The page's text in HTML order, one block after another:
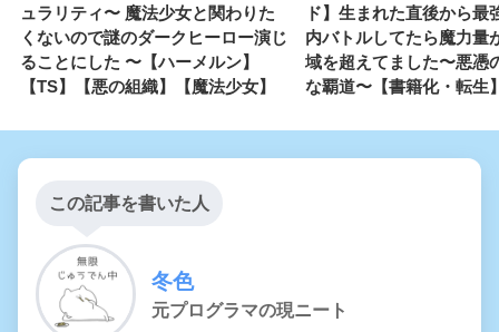
ュラリティ〜 魔法少女と関わりた
くないので謎のダークヒーロー演じ
ることにした 〜【ハーメルン】
【TS】【悪の組織】【魔法少女】
ド】生まれた直後から最
内バトルしてたら魔力量
域を超えてました〜悪憑
な覇道〜【書籍化・転生
この記事を書いた人
冬色
元プログラマの現ニート